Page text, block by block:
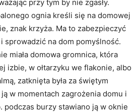
przy tym by nie zgasły.
ognia kreśli się na domowej
znak krzyża. Ma to zabezpieczyć
sprowadzić na dom pomyślność.
miała domowa gromnica, która
izbie, w ołtarzyku we flakonie, albo
zatknięta była za świętym
w momentach zagrożenia domu i
podczas burzy stawiano ją w oknie